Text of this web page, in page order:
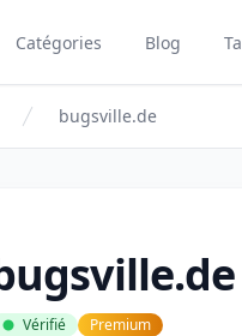
Catégories Blog
bugsville.de
Vérifié Premium